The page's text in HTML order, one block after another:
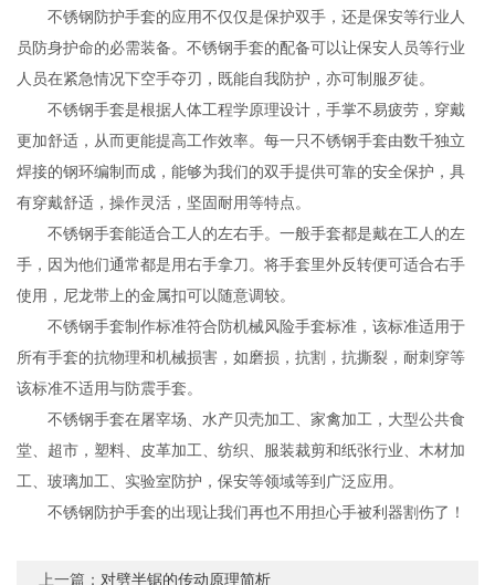
不锈钢防护手套的应用不仅仅是保护双手，还是保安等行业人
员防身护命的必需装备。不锈钢手套的配备可以让保安人员等行业
人员在紧急情况下空手夺刃，既能自我防护，亦可制服歹徒。
不锈钢手套是根据人体工程学原理设计，手掌不易疲劳，穿戴
更加舒适，从而更能提高工作效率。每一只不锈钢手套由数千独立
焊接的钢环编制而成，能够为我们的双手提供可靠的安全保护，具
有穿戴舒适，操作灵活，坚固耐用等特点。
不锈钢手套能适合工人的左右手。一般手套都是戴在工人的左
手，因为他们通常都是用右手拿刀。将手套里外反转便可适合右手
使用，尼龙带上的金属扣可以随意调较。
不锈钢手套制作标准符合防机械风险手套标准，该标准适用于
所有手套的抗物理和机械损害，如磨损，抗割，抗撕裂，耐刺穿等
该标准不适用与防震手套。
不锈钢手套在屠宰场、水产贝壳加工、家禽加工，大型公共食
堂、超市，塑料、皮革加工、纺织、服装裁剪和纸张行业、木材加
工、玻璃加工、实验室防护，保安等领域等到广泛应用。
不锈钢防护手套的出现让我们再也不用担心手被利器割伤了！
上一篇：对劈半锯的传动原理简析